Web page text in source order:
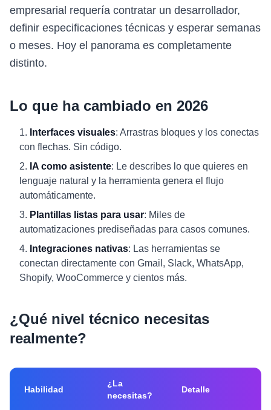
empresarial requería contratar un desarrollador,
definir especificaciones técnicas y esperar semanas
o meses. Hoy el panorama es completamente
distinto.
Lo que ha cambiado en 2026
Interfaces visuales: Arrastras bloques y los conectas
con flechas. Sin código.
IA como asistente: Le describes lo que quieres en
lenguaje natural y la herramienta genera el flujo
automáticamente.
Plantillas listas para usar: Miles de
automatizaciones prediseñadas para casos comunes.
Integraciones nativas: Las herramientas se
conectan directamente con Gmail, Slack, WhatsApp,
Shopify, WooCommerce y cientos más.
¿Qué nivel técnico necesitas
realmente?
Habilidad
¿La
necesitas?
Detalle